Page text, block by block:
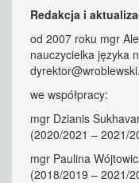
Redakcja i
od 2007 roku mgr
nauczycielka języka
we współpracy:
mgr Dzianis
(2020/2021 – 2021/
mgr Paulina
(2018/2019 – 2021/